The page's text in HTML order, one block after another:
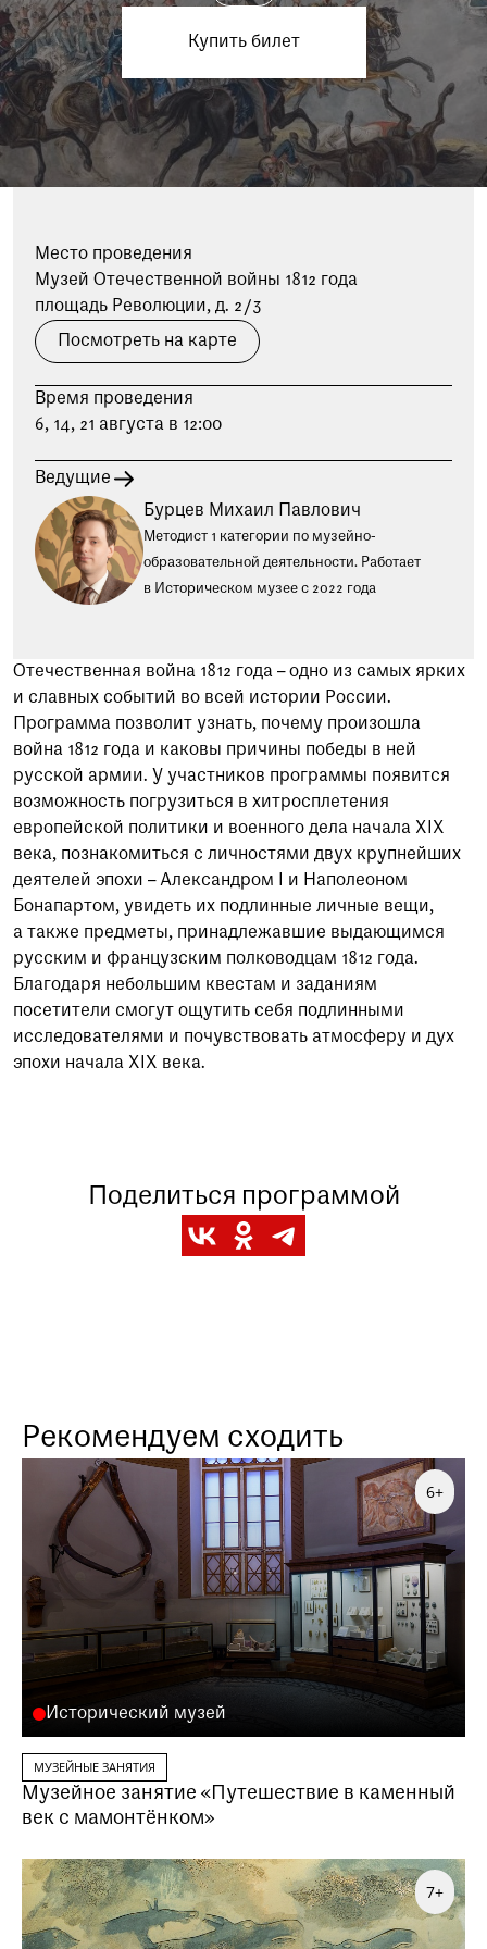
Купить билет
Отечественная война 1812 года – одно из самых ярких
и славных событий во всей истории России.
Программа позволит узнать, почему произошла
война 1812 года и каковы причины победы в ней
русской армии. У участников программы появится
возможность погрузиться в хитросплетения
европейской политики и военного дела начала XIX
века, познакомиться с личностями двух крупнейших
деятелей эпохи – Александром I и Наполеоном
Бонапартом, увидеть их подлинные личные вещи,
а также предметы, принадлежавшие выдающимся
русским и французским полководцам 1812 года.
Благодаря небольшим квестам и заданиям
посетители смогут ощутить себя подлинными
исследователями и почувствовать атмосферу и дух
эпохи начала XIX века.
Место проведения
Музей Отечественной войны 1812 года
площадь Революции, д. 2/3
Посмотреть на карте
Время проведения
6, 14, 21 августа в 12:00
Ведущие
Бурцев Михаил Павлович
Методист 1 категории по музейно-
образовательной деятельности. Работает
в Историческом музее с 2022 года
Поделиться программой
Рекомендуем сходить
Исторический музей
6+
МУЗЕЙНЫЕ ЗАНЯТИЯ
Музейное занятие «Путешествие в каменный
век с мамонтёнком»
7+